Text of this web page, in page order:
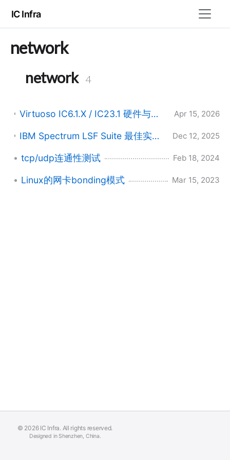
IC Infra
network
network 4
Virtuoso IC6.1.X / IC23.1 硬件与软件配置建议：内存、显卡、网络及 X 显示方案全解析 Apr 15, 2026
IBM Spectrum LSF Suite 最佳实践 (2)：高可用数据库配置与网络规划避坑指南 Dec 12, 2025
tcp/udp连通性测试 Feb 18, 2024
Linux的网卡bonding模式 Mar 15, 2023
© 2026 IC Infra. All rights reserved.
Designed in Shenzhen, China.